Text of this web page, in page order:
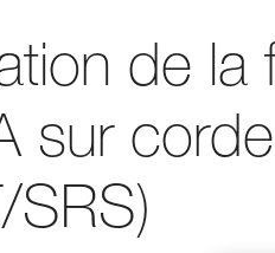
de la
sur
SRS)